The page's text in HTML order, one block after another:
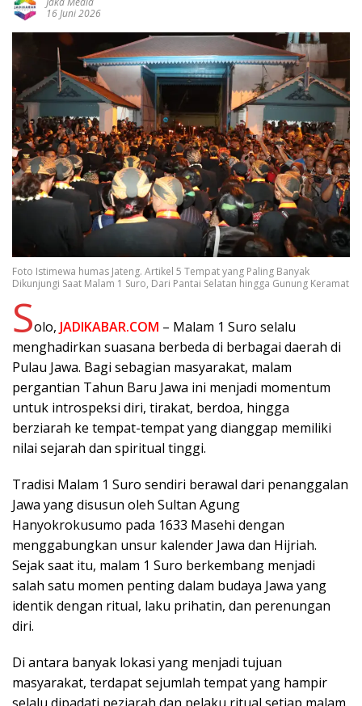
16 Juni 2026
Foto Istimewa humas Jateng. Artikel 5 Tempat yang Paling Banyak
Dikunjungi Saat Malam 1 Suro, Dari Pantai Selatan hingga Gunung Keramat
Solo, JADIKABAR.COM – Malam 1 Suro selalu
menghadirkan suasana berbeda di berbagai daerah di
Pulau Jawa. Bagi sebagian masyarakat, malam
pergantian Tahun Baru Jawa ini menjadi momentum
untuk introspeksi diri, tirakat, berdoa, hingga
berziarah ke tempat-tempat yang dianggap memiliki
nilai sejarah dan spiritual tinggi.
Tradisi Malam 1 Suro sendiri berawal dari penanggalan
Jawa yang disusun oleh Sultan Agung
Hanyokrokusumo pada 1633 Masehi dengan
menggabungkan unsur kalender Jawa dan Hijriah.
Sejak saat itu, malam 1 Suro berkembang menjadi
salah satu momen penting dalam budaya Jawa yang
identik dengan ritual, laku prihatin, dan perenungan
diri.
Di antara banyak lokasi yang menjadi tujuan
masyarakat, terdapat sejumlah tempat yang hampir